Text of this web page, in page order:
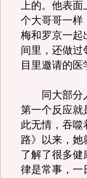
上的。他表面
个大哥哥一样
梅和罗京一起
间里，还做过
目里邀请的
同大部分人
第一个反应就
此无情，吞噬
路》以来，她
了解了很多健
律是常事，一